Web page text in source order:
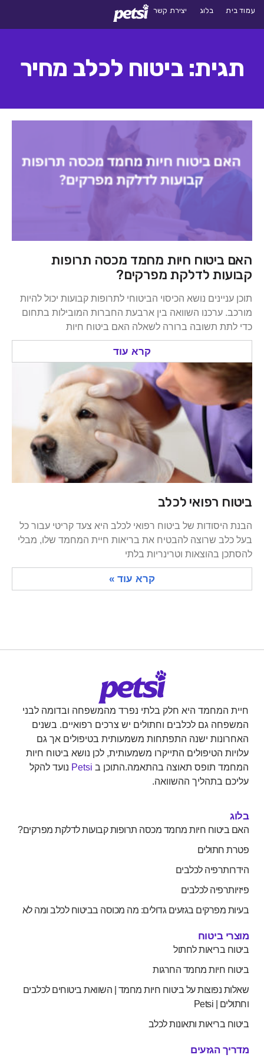
עמוד בית בלוג יצירת קשר
תגית: ביטוח לכלב מחיר
האם ביטוח חיות מחמד מכסה תרופות
קבועות לדלקת מפרקים?
תוכן עניינים נושא הכיסוי הביטוחי לתרופות קבועות יכול להיות
מורכב. ערכנו השוואה בין ארבעת החברות המובילות בתחום
כדי לתת תשובה ברורה לשאלה האם ביטוח חיות
קרא עוד
ביטוח רפואי לכלב
הבנת היסודות של ביטוח רפואי לכלב היא צעד קריטי עבור כל
בעל כלב שרוצה להבטיח את בריאות חיית המחמד שלו, מבלי
להסתכן בהוצאות וטרינריות בלתי
קרא עוד »
חיית המחמד היא חלק בלתי נפרד מהמשפחה ובדומה לבני
המשפחה גם לכלבים וחתולים יש צרכים רפואיים. בשנים
האחרונות ישנה התפתחות משמעותית בטיפולים אך גם
עלויות הטיפולים התייקרו משמעותית, לכן נושא ביטוח חיות
המחמד תופס תאוצה בהתאמה.התוכן ב Petsi נועד להקל
עליכם בתהליך ההשוואה.
בלוג
האם ביטוח חיות מחמד מכסה תרופות קבועות לדלקת מפרקים?
פטרת חתולים
הידרותרפיה לכלבים
פיזיותרפיה לכלבים
בעיות מפרקים בגזעים גדולים: מה מכוסה בביטוח לכלב ומה לא
מוצרי ביטוח
ביטוח בריאות לחתול
ביטוח חיות מחמד החרגות
שאלות נפוצות על ביטוח חיות מחמד | השוואת ביטוחים לכלבים
וחתולים | Petsi
ביטוח בריאות ותאונות לכלב
מדריך הגזעים